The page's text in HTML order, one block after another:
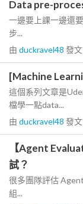
Data pre-
一邊要上課一邊還
步...
由 duckravel48 發文
[Machine
這個系列文章是
檔學一點data...
由 duckravel48 發文
【Agent
試？
很多團隊評估
組...